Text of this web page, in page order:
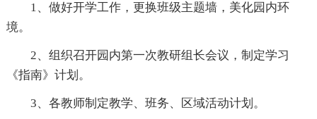
1、做好开学工作，更换班级主题墙，美化园内环
境。
2、组织召开园内第一次教研组长会议，制定学习
《指南》计划。
3、各教师制定教学、班务、区域活动计划。